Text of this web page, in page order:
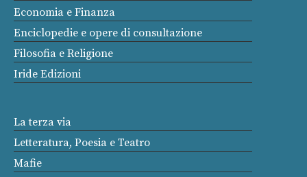
Economia e Finanza
Enciclopedie e opere di consultazione
Filosofia e Religione
Iride Edizioni
La terza via
Letteratura, Poesia e Teatro
Mafie